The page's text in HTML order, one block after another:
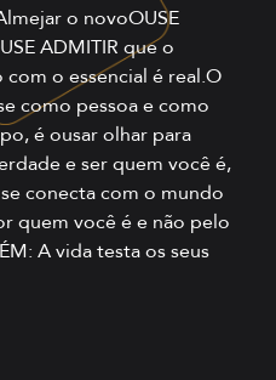
o novoOUSE
ADMITIR que o
o essencial é real.O
como pessoa e como
é ousar olhar para
e ser quem você é,
conecta com o mundo
quem você é e não pelo
A vida testa os seus